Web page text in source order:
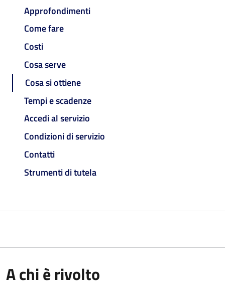
Approfondimenti
Come fare
Costi
Cosa serve
Cosa si ottiene
Tempi e scadenze
Accedi al servizio
Condizioni di servizio
Contatti
Strumenti di tutela
A chi è rivolto